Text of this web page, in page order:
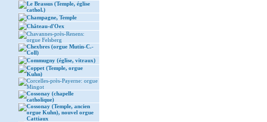
Le Brassus (Temple, église
cathol.)
Champagne, Temple
Château-d'Oex
Chavannes-près-Renens:
orgue Felsberg
Chexbres (orgue Mutin-C.-
Coll)
Commugny (église, vitraux)
Coppet (Temple, orgue
Kuhn)
Corcelles-près-Payerne: orgue
Mingot
Cossonay (chapelle
catholique)
Cossonay (Temple, ancien
orgue Kuhn), nouvel orgue
Cattiaux